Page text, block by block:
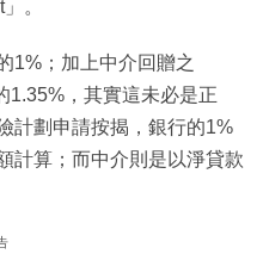
。
1%；加上中介回贈之
1.35%，其實這未必是正
計劃申請按揭，銀行的1%
計算；而中介則是以淨貸款